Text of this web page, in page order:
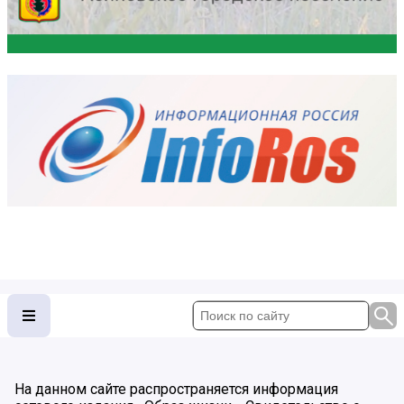
На данном сайте распространяется информация